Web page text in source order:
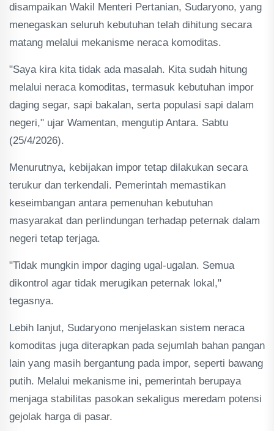
disampaikan Wakil Menteri Pertanian, Sudaryono, yang
menegaskan seluruh kebutuhan telah dihitung secara
matang melalui mekanisme neraca komoditas.
"Saya kira kita tidak ada masalah. Kita sudah hitung
melalui neraca komoditas, termasuk kebutuhan impor
daging segar, sapi bakalan, serta populasi sapi dalam
negeri," ujar Wamentan, mengutip Antara. Sabtu
(25/4/2026).
Menurutnya, kebijakan impor tetap dilakukan secara
terukur dan terkendali. Pemerintah memastikan
keseimbangan antara pemenuhan kebutuhan
masyarakat dan perlindungan terhadap peternak dalam
negeri tetap terjaga.
"Tidak mungkin impor daging ugal-ugalan. Semua
dikontrol agar tidak merugikan peternak lokal,"
tegasnya.
Lebih lanjut, Sudaryono menjelaskan sistem neraca
komoditas juga diterapkan pada sejumlah bahan pangan
lain yang masih bergantung pada impor, seperti bawang
putih. Melalui mekanisme ini, pemerintah berupaya
menjaga stabilitas pasokan sekaligus meredam potensi
gejolak harga di pasar.